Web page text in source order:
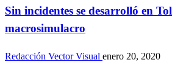
Sin incidentes se desarrolló en
macrosimulacro
Redacción Vector Visual enero 20, 2020